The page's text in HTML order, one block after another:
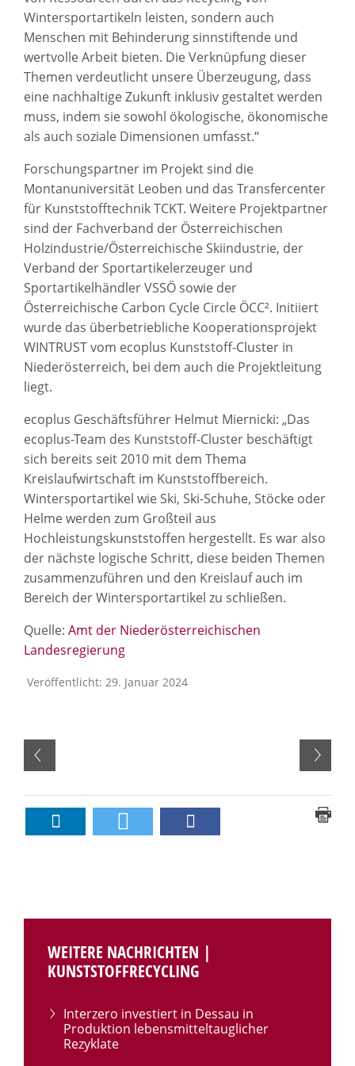
Wintersportartikeln leisten, sondern auch
Menschen mit Behinderung sinnstiftende und
wertvolle Arbeit bieten. Die Verknüpfung dieser
Themen verdeutlicht unsere Überzeugung, dass
eine nachhaltige Zukunft inklusiv gestaltet werden
muss, indem sie sowohl ökologische, ökonomische
als auch soziale Dimensionen umfasst.“
Forschungspartner im Projekt sind die
Montanuniversität Leoben und das Transfercenter
für Kunststofftechnik TCKT. Weitere Projektpartner
sind der Fachverband der Österreichischen
Holzindustrie/Österreichische Skiindustrie, der
Verband der Sportartikelerzeuger und
Sportartikelhändler VSSÖ sowie der
Österreichische Carbon Cycle Circle ÖCC². Initiiert
wurde das überbetriebliche Kooperationsprojekt
WINTRUST vom ecoplus Kunststoff-Cluster in
Niederösterreich, bei dem auch die Projektleitung
liegt.
ecoplus Geschäftsführer Helmut Miernicki: „Das
ecoplus-Team des Kunststoff-Cluster beschäftigt
sich bereits seit 2010 mit dem Thema
Kreislaufwirtschaft im Kunststoffbereich.
Wintersportartikel wie Ski, Ski-Schuhe, Stöcke oder
Helme werden zum Großteil aus
Hochleistungskunststoffen hergestellt. Es war also
der nächste logische Schritt, diese beiden Themen
zusammenzuführen und den Kreislauf auch im
Bereich der Wintersportartikel zu schließen.
Quelle: Amt der Niederösterreichischen
Landesregierung
Veröffentlicht: 29. Januar 2024
WEITERE NACHRICHTEN |
KUNSTSTOFFRECYCLING
Interzero investiert in Dessau in
Produktion lebensmitteltauglicher
Rezyklate